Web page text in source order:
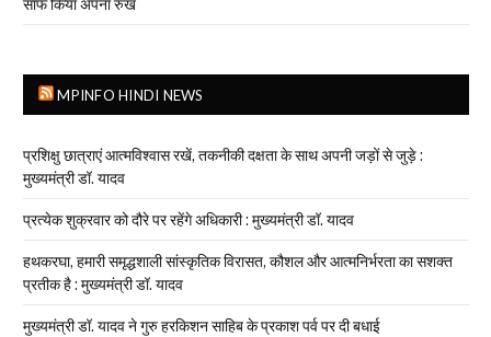
साफ किया अपना रुख
MPINFO HINDI NEWS
प्रशिक्षु छात्राएं आत्मविश्वास रखें, तकनीकी दक्षता के साथ अपनी जड़ों से जुड़े :
मुख्यमंत्री डॉ. यादव
प्रत्येक शुक्रवार को दौरे पर रहेंगे अधिकारी : मुख्यमंत्री डॉ. यादव
हथकरघा, हमारी समृद्धशाली सांस्कृतिक विरासत, कौशल और आत्मनिर्भरता का सशक्त
प्रतीक है : मुख्यमंत्री डॉ. यादव
मुख्यमंत्री डॉ. यादव ने गुरु हरकिशन साहिब के प्रकाश पर्व पर दी बधाई